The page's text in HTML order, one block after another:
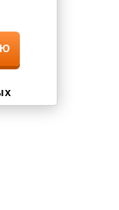
Березники
Соликамск
Мурманск